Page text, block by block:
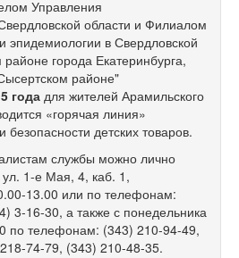
Управления
области и Филиалом
эпидемиологии в Свердловской
города Екатеринбурга,
районе"
года для жителей Арамильского
«горячая линия»
безопасности детских товаров.
службы можно лично
1-е Мая, 4, каб. 1,
13.00 или по телефонам:
3-16-30, а также с понедельника
по телефонам: (343) 210-94-49,
74-79, (343) 210-48-35.